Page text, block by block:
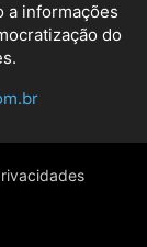
a informações
do